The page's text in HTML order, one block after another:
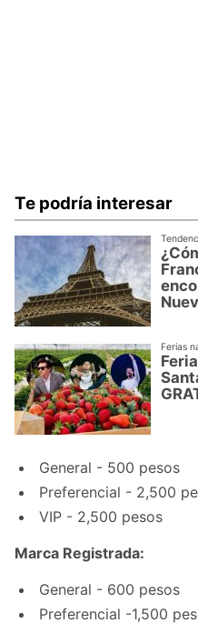
Te podría interesar
Ferias
General - 500 pesos
Preferencial - 2,500
VIP - 2,500 pesos
Marca Registrada:
General - 600 pesos
Preferencial -1,500